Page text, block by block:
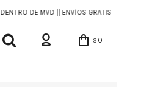
DENTRO DE MVD | | ENVÍOS GRATIS
$ 0